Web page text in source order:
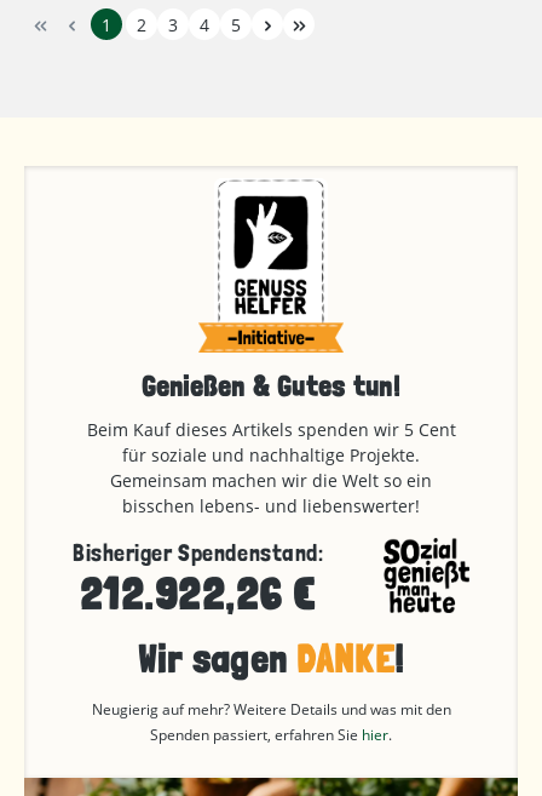
1 2 3 4 5
Genießen & Gutes tun!
Beim Kauf dieses Artikels spenden wir 5 Cent
für soziale und nachhaltige Projekte.
Gemeinsam machen wir die Welt so ein
bisschen lebens- und liebenswerter!
Bisheriger Spendenstand:
212.922,26 €
Wir sagen DANKE!
Neugierig auf mehr? Weitere Details und was mit den
Spenden passiert, erfahren Sie hier.